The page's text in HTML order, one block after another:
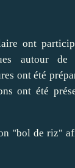
ont
autour de
ont été
ont été
"bol de riz"